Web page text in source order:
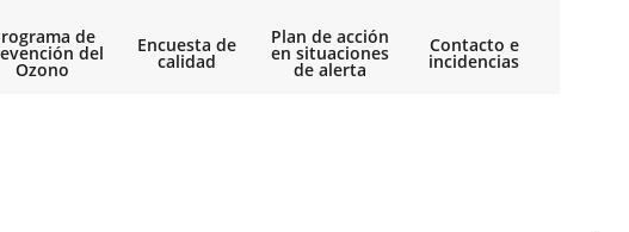
de
del
Ozono
Encuesta de
calidad
Plan de acción
en situaciones
de alerta
Contacto e
incidencias